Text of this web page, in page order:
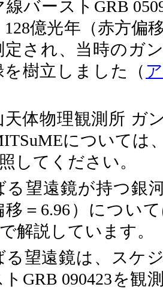
バーストGRB
億光年（赤方偏
定され、当時のガ
樹立しました（
天体物理観測所 ガ
については
してください。
る望遠鏡が持つ銀
移＝6.96）につい
で解説しています。
る望遠鏡は、スケ
GRB 090423を観